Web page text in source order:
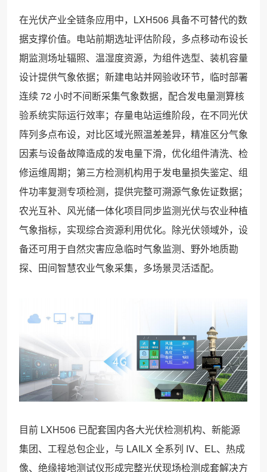
在光伏产业全链条应用中，LXH506 具备不可替代的数
据支撑价值。电站前期选址评估阶段，多点移动布设长
期监测场址辐照、温湿度资源，为组件选型、装机容量
设计提供气象依据；新建电站并网验收环节，临时部署
连续 72 小时不间断采集气象数据，配合发电量测算核
验系统实际运行效率；存量电站运维阶段，在不同光伏
阵列多点布设，对比区域光照温差差异，精准区分气象
因素与设备故障造成的发电量下滑，优化组件清洗、检
修运维周期；第三方检测机构用于发电量损失鉴定、组
件功率复测专项检测，提供完整可溯源气象佐证数据；
农光互补、风光储一体化项目同步监测光伏与农业种植
气象指标，实现综合资源利用优化。除光伏领域外，设
备还可用于自然灾害应急临时气象监测、野外地质勘
探、田间智慧农业气象采集，多场景灵活适配。
目前 LXH506 已配套国内各大光伏检测机构、新能源
集团、工程总包企业，与 LAILX 全系列 IV、EL、热成
像、绝缘接地测试仪形成完整光伏现场检测成套解决方